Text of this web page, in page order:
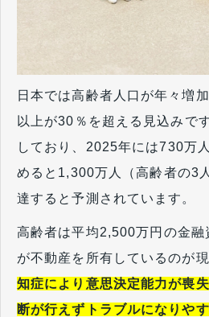
日本では高齢者人口が年々増
以上が30％を超える見込みで
しており、2025年には730万
めると1,300万人（高齢者の3
達すると予測されています。
高齢者は平均2,500万円の金融
が不動産を所有しているのが
知症により意思決定能力が喪
断が行えずトラブルになりや